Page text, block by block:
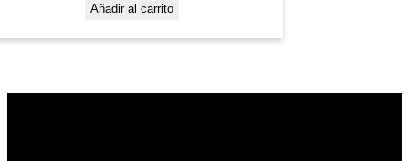
Añadir al carrito